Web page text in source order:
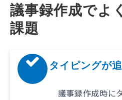
議事録作成でよ
課題
タイピングが
議事録作成時に